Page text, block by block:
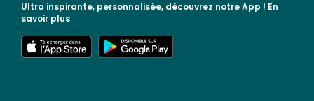
Ultra inspirante, personnalisée, découvrez notre App ! En
savoir plus
lien vers l'app store
lien vers google play